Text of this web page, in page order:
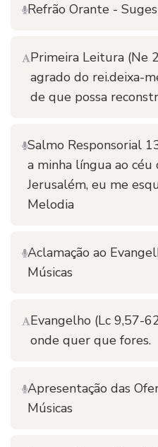
Refrão Orante -
Primeira Leitura (Ne
agrado do rei.deixa-
de que possa
Salmo Responsorial
a minha língua ao céu
Jerusalém, eu me
Melodia
Aclamação ao
Músicas
Evangelho (Lc 9,57-
onde quer que fores.
Apresentação das
Músicas